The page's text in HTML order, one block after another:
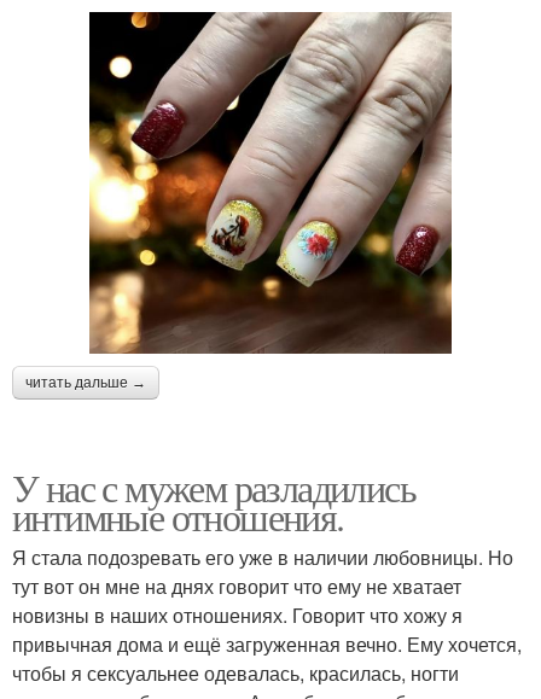
читать дальше →
У нас с мужем разладились
интимные отношения.
Я стала подозревать его уже в наличии любовницы. Но
тут вот он мне на днях говорит что ему не хватает
новизны в наших отношениях. Говорит что хожу я
привычная дома и ещё загруженная вечно. Ему хочется,
чтобы я сексуальнее одевалась, красилась, ногти